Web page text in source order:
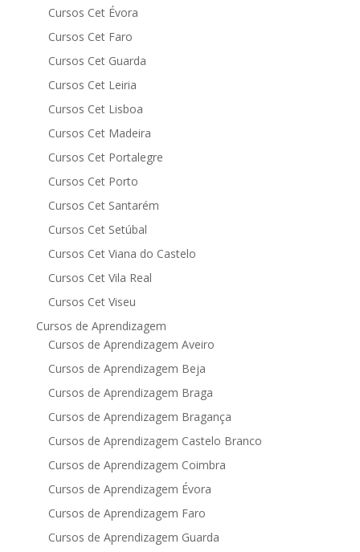
Cursos Cet Évora
Cursos Cet Faro
Cursos Cet Guarda
Cursos Cet Leiria
Cursos Cet Lisboa
Cursos Cet Madeira
Cursos Cet Portalegre
Cursos Cet Porto
Cursos Cet Santarém
Cursos Cet Setúbal
Cursos Cet Viana do Castelo
Cursos Cet Vila Real
Cursos Cet Viseu
Cursos de Aprendizagem
Cursos de Aprendizagem Aveiro
Cursos de Aprendizagem Beja
Cursos de Aprendizagem Braga
Cursos de Aprendizagem Bragança
Cursos de Aprendizagem Castelo Branco
Cursos de Aprendizagem Coimbra
Cursos de Aprendizagem Évora
Cursos de Aprendizagem Faro
Cursos de Aprendizagem Guarda